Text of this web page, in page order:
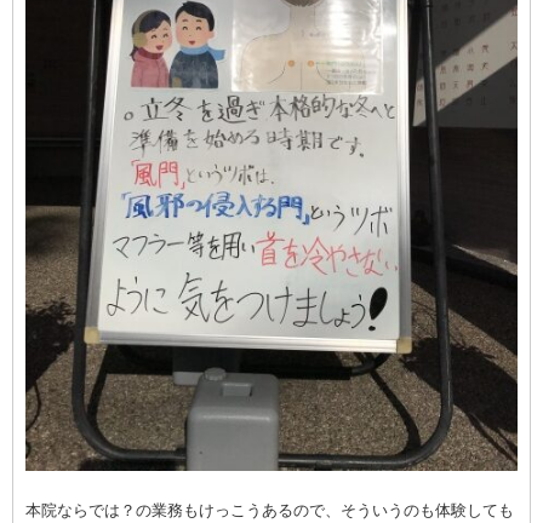
本院ならでは？の業務もけっこうあるので、そういうのも体験しても